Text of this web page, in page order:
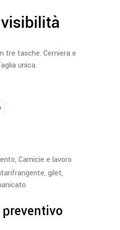
tre tasche. Cerniera e
unica.
, Camicie e lavoro
, gilet,